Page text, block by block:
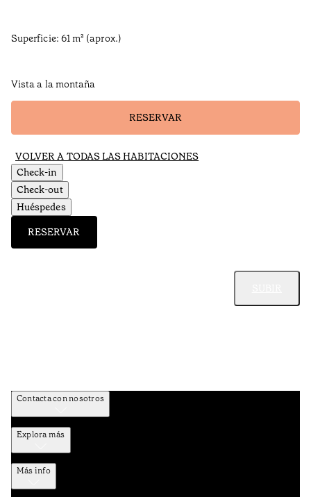
Superficie: 61 m² (aprox.)
Vista a la montaña
RESERVAR
VOLVER A TODAS LAS HABITACIONES
Check-in
Check-out
Huéspedes
RESERVAR
Contacta con nosotros
Explora más
Más info